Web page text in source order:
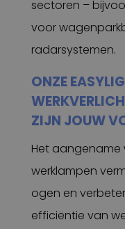
sectoren –
voor
radarsystemen.
ONZE
ZIJN JOUW
Het aangename
werklampen
ogen en
efficiëntie van